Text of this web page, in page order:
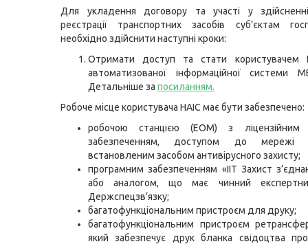
Для укладення договору та участі у
реєстрації транспортних засобів суб’єктам
необхідно здійснити наступні кроки:
Отримати доступ та стати користувачем
автоматизованої інформаційної системи
Детальніше за посиланням.
Робоче місце користувача НАІС має бути забезпечено:
робочою станцією (ЕОМ) з ліцензійним
забезпеченням, доступом до мережі
встановленим засобом антивірусного захисту;
програмним забезпеченням «IIT Захист
або аналогом, що має чинний
Держспецзв’язку;
багатофункціональним пристроєм для друку;
багатофункціональним пристроєм
який забезпечує друк бланка свідоцтва